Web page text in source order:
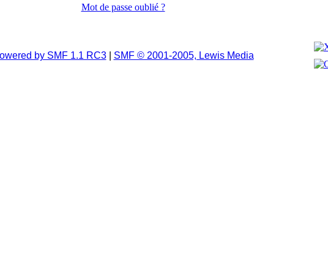
Mot de passe oublié ?
by SMF 1.1 RC3| SMF © 2001-2005, Lewis Media